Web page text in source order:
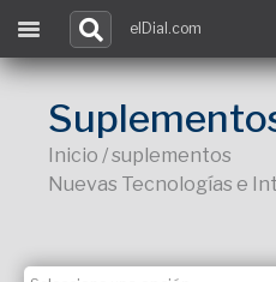
elDial.com
Inicio / suplementos
Nuevas Tecnologías e